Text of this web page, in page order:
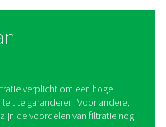
verwijdert een
verkrijgbaar voor
algemene toepassingen